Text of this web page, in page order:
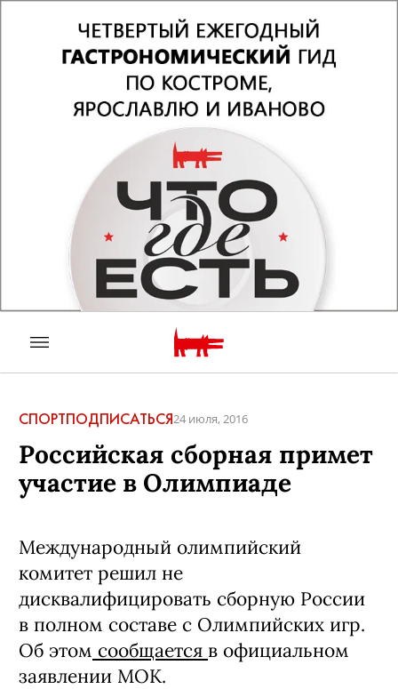
СПОРТПОДПИСАТЬСЯ24 июля, 2016
Российская сборная примет
участие в Олимпиаде
Международный олимпийский
комитет решил не
дисквалифицировать сборную России
в полном составе с Олимпийских игр.
Об этом сообщается в официальном
заявлении МОК.